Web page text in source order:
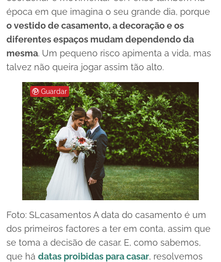
época em que imagina o seu grande dia, porque
o vestido de casamento, a decoração e os
diferentes espaços mudam dependendo da
mesma. Um pequeno risco apimenta a vida, mas
talvez não queira jogar assim tão alto.
Guardar
Foto: SLcasamentos A data do casamento é um
dos primeiros factores a ter em conta, assim que
se toma a decisão de casar. E, como sabemos,
que há datas proibidas para casar, resolvemos